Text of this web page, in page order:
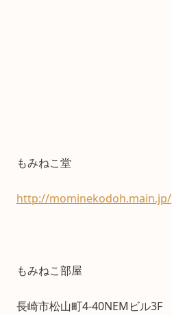
もみねこ堂
http://mominekodoh.main.jp/
もみねこ部屋
長崎市松山町4-40NEMビル3F